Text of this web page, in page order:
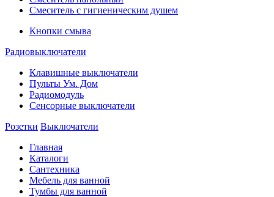
Смеситель с гигиеническим душем
Кнопки смыва
Радиовыключатели
Клавишные выключатели
Пульты Ум. Дом
Радиомодуль
Сенсорные выключатели
Розетки Выключатели
Главная
Каталоги
Сантехника
Мебель для ванной
Тумбы для ванной